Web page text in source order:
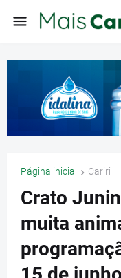
Página inicial Cariri
Crato
muita